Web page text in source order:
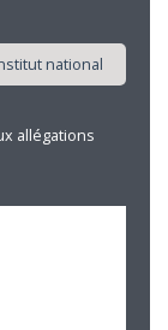
allégations